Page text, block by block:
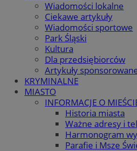
Wiadomości lokalne
Ciekawe artykuły
Wiadomości sportowe
Park Śląski
Kultura
Dla przedsiębiorców
Artykuły
KRYMINALNE
MIASTO
INFORMACJE O
Historia miasta
Ważne adresy i
Harmonogram
Parafie i Msze